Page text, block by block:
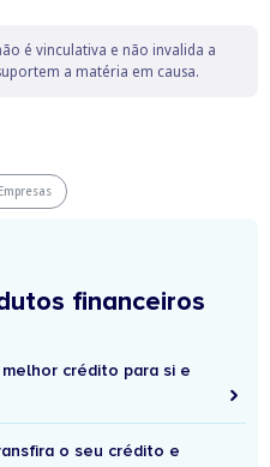
é vinculativa e não invalida a
a matéria em causa.
Empresas
financeiros
crédito para si e
o seu crédito e